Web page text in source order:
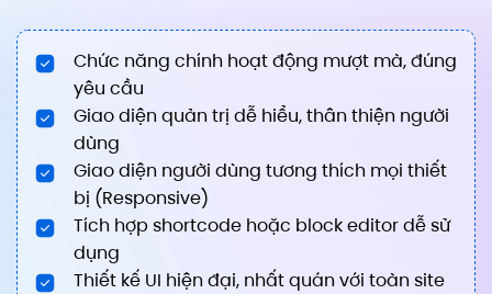
Chức năng chính hoạt động mượt mà, đúng
yêu cầu
Giao diện quản trị dễ hiểu, thân thiện người
dùng
Giao diện người dùng tương thích mọi thiết
bị (Responsive)
Tích hợp shortcode hoặc block editor dễ sử
dụng
Thiết kế UI hiện đại, nhất quán với toàn site